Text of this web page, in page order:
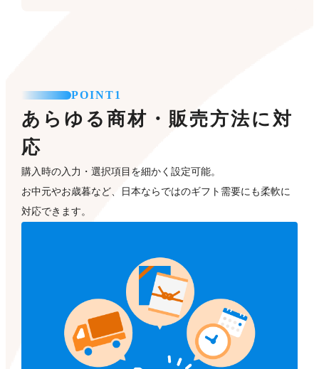
POINT1
あらゆる商材・販売方法に対
応
購入時の入力・選択項目を細かく設定可能。
お中元やお歳暮など、日本ならではのギフト需要にも柔軟に
対応できます。